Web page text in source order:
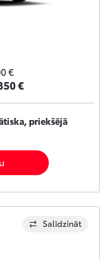
€
€
priekšējā
Salīdzināt